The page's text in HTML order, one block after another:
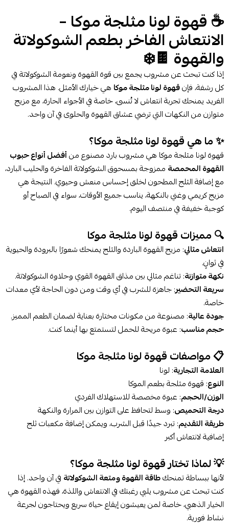
☕ قهوة لونا مثلجة موكا –
الانتعاش الفاخر بطعم الشوكولاتة
والقهوة 🍫❄️
إذا كنت تبحث عن مشروب يجمع بين قوة القهوة ونعومة الشوكولاتة في
كل رشفة، فإنقهوة لونا مثلجة موكا هي خيارك الأمثل. هذا المشروب
الفريد يمنحك تجربة انتعاش لا تُنسى، خاصة في الأجواء الحارة، مع مزيج
متوازن من النكهات التي ترضي عشاق القهوة والحلوى في آن واحد.
✨ ما هي قهوة لونا مثلجة موكا؟
قهوة لونا مثلجة موكا هي مشروب بارد مصنوع منأفضل أنواع حبوب
القهوة المحمصة ممزوجة بمسحوق الشوكولاتة الفاخرة والحليب البارد،
مع إضافة الثلج المطحون لخلق إحساس منعش وحيوي. النتيجة هي
مزيج كريمي وغني بالنكهة، يناسب جميع الأوقات، سواء في الصباح أو
كوجبة خفيفة في منتصف اليوم.
🔍 مميزات قهوة لونا مثلجة موكا
انتعاش مثالي: مزيج القهوة الباردة والثلج يمنحك شعورًا بالبرودة والحيوية
في ثوانٍ.
نكهة متوازنة: تناغم مثالي بين مذاق القهوة القوي وحلاوة الشوكولاتة.
سريعة التحضير: جاهزة للشرب في أي وقت ومن دون الحاجة لأي معدات
خاصة.
جودة عالية: مصنوعة من مكونات مختارة بعناية لضمان الطعم المميز.
حجم مناسب: عبوة مريحة للحمل لتستمتع بها أينما كنت.
📋 مواصفات قهوة لونا مثلجة موكا
العلامة التجارية: لونا
النوع: قهوة مثلجة بطعم الموكا
الوزن/الحجم: عبوة مخصصة للاستهلاك الفردي
درجة التحميص: وسط لتحافظ على التوازن بين المرارة والنكهة
طريقة التقديم: تبرد جيدًا قبل الشرب، ويمكن إضافة مكعبات ثلج
إضافية لانتعاش أكبر
💡 لماذا تختار قهوة لونا مثلجة موكا؟
لأنها ببساطة تمنحكطاقة القهوة ومتعة الشوكولاتة في آن واحد. إذا
كنت تبحث عن مشروب يلبي رغبتك في الانتعاش واللذة، فهذه القهوة هي
الخيار الذهبي، خاصة لمن يعيشون إيقاع حياة سريع ويحتاجون لجرعة
نشاط فورية.